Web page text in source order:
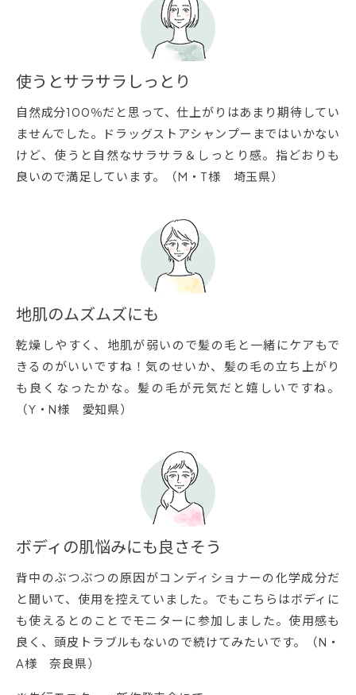
使うとサラサラしっとり
自然成分100％だと思って、仕上がりはあまり期待してい
ませんでした。ドラッグストアシャンプーまではいかない
けど、使うと自然なサラサラ＆しっとり感。指どおりも
良いので満足しています。（M・T様 埼玉県）
地肌のムズムズにも
乾燥しやすく、地肌が弱いので髪の毛と一緒にケアもで
きるのがいいですね！気のせいか、髪の毛の立ち上がり
も良くなったかな。髪の毛が元気だと嬉しいですね。
（Y・N様 愛知県）
ボディの肌悩みにも良さそう
背中のぶつぶつの原因がコンディショナーの化学成分だ
と聞いて、使用を控えていました。でもこちらはボディに
も使えるとのことでモニターに参加しました。使用感も
良く、頭皮トラブルもないので続けてみたいです。（N・
A様 奈良県）